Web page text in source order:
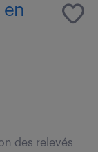
en
des relevés